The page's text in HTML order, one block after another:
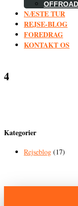
OFFROAD
NÆSTE TUR
REJSE-BLOG
FOREDRAG
KONTAKT OS
4
Kategorier
Rejseblog (17)